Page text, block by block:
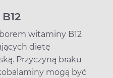
witaminy B12
dietę
Przyczyną braku
mogą być